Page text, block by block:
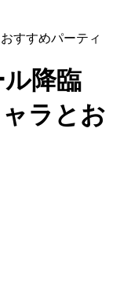
すすめパーティ
ル降臨
ャラとお